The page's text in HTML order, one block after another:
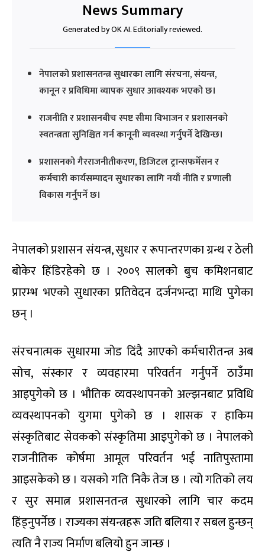
News Summary
Generated by OK AI. Editorially reviewed.
नेपालको प्रशासनतन्त्र सुधारका लागि संरचना, संयन्त्र,
कानून र प्रविधिमा व्यापक सुधार आवश्यक भएको छ।
राजनीति र प्रशासनबीच स्पष्ट सीमा विभाजन र प्रशासनको
स्वतन्त्रता सुनिश्चित गर्न कानूनी व्यवस्था गर्नुपर्ने देखिन्छ।
प्रशासनको गैरराजनीतीकरण, डिजिटल ट्रान्सफर्मेसन र
कर्मचारी कार्यसम्पादन सुधारका लागि नयाँ नीति र प्रणाली
विकास गर्नुपर्ने छ।
नेपालको प्रशासन संयन्त्र, सुधार र रूपान्तरणका ग्रन्थ र ठेली
बोकेर हिंडिरहेको छ । २००९ सालको बुच कमिशनबाट
प्रारम्भ भएको सुधारका प्रतिवेदन दर्जनभन्दा माथि पुगेका
छन् ।
संरचनात्मक सुधारमा जोड दिंदै आएको कर्मचारीतन्त्र अब
सोच, संस्कार र व्यवहारमा परिवर्तन गर्नुपर्ने ठाउँमा
आइपुगेको छ । भौतिक व्यवस्थापनको अल्झनबाट प्रविधि
व्यवस्थापनको युगमा पुगेको छ । शासक र हाकिम
संस्कृतिबाट सेवकको संस्कृतिमा आइपुगेको छ । नेपालको
राजनीतिक कोर्षमा आमूल परिवर्तन भई नातिपुस्तामा
आइसकेको छ । यसको गति निकै तेज छ । त्यो गतिको लय
र सुर समात्न प्रशासनतन्त्र सुधारको लागि चार कदम
हिंड्नुपर्नेछ । राज्यका संयन्त्रहरू जति बलिया र सबल हुन्छन्
त्यति नै राज्य निर्माण बलियो हुन जान्छ ।